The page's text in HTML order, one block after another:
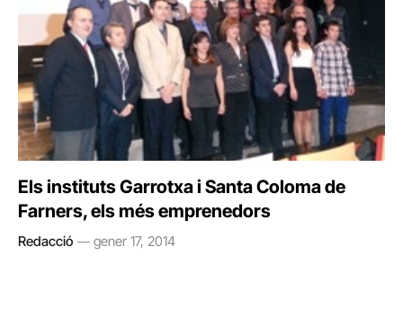
Els instituts Garrotxa i Santa Coloma de
Farners, els més emprenedors
Redacció gener 17, 2014